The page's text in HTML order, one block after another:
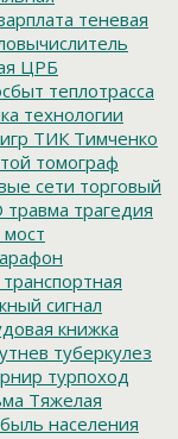
теневая
ЦРБ
теплотрасса
технологии
ТИК Тимченко
томограф
сети торговый
травма трагедия
транспортная
сигнал
книжка
туберкулез
турпоход
Тяжелая
населения